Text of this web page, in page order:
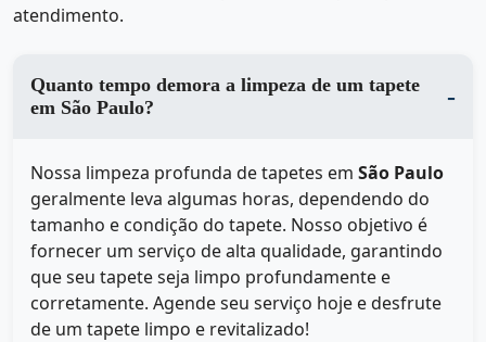
atendimento.
Quanto tempo demora a limpeza de um tapete
em São Paulo?
Nossa limpeza profunda de tapetes em São Paulo
geralmente leva algumas horas, dependendo do
tamanho e condição do tapete. Nosso objetivo é
fornecer um serviço de alta qualidade, garantindo
que seu tapete seja limpo profundamente e
corretamente. Agende seu serviço hoje e desfrute
de um tapete limpo e revitalizado!